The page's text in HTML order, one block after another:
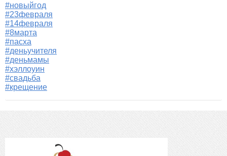
#новыйгод
#23февраля
#14февраля
#8марта
#пасха
#деньучителя
#деньмамы
#хэллоуин
#свадьба
#крещение